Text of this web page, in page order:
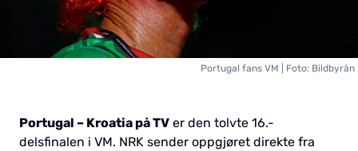
Portugal fans VM | Foto: Bildbyrån
Portugal – Kroatia på TV er den tolvte 16.-
delsfinalen i VM. NRK sender oppgjøret direkte fra